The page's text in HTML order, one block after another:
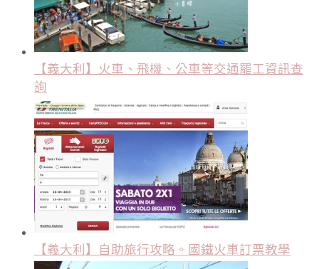
【義大利】火車、飛機、公車等交通罷工資訊查
詢
【義大利】自助旅行攻略。國鐵火車訂票教學